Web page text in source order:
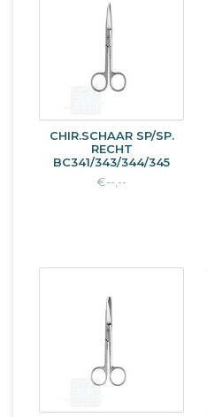
CHIR.SCHAAR SP/SP.
RECHT
BC341/343/344/345
€--,--